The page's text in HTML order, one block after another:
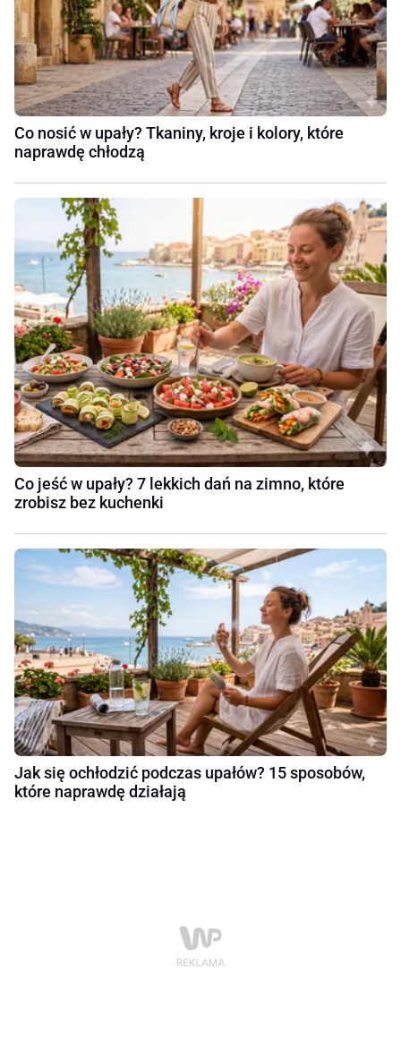
Co nosić w upały? Tkaniny, kroje i kolory, które
naprawdę chłodzą
Co jeść w upały? 7 lekkich dań na zimno, które
zrobisz bez kuchenki
Jak się ochłodzić podczas upałów? 15 sposobów,
które naprawdę działają